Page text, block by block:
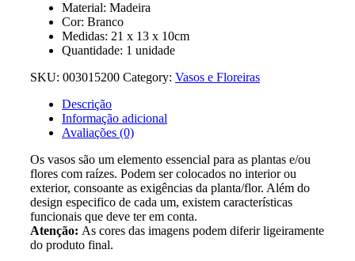
Material: Madeira
Cor: Branco
Medidas: 21 x 13 x 10cm
Quantidade: 1 unidade
SKU: 003015200 Category: Vasos e Floreiras
Descrição
Informação adicional
Avaliações (0)
Os vasos são um elemento essencial para as plantas e/ou
flores com raízes. Podem ser colocados no interior ou
exterior, consoante as exigências da planta/flor. Além do
design especifico de cada um, existem características
funcionais que deve ter em conta.
Atenção: As cores das imagens podem diferir ligeiramente
do produto final.